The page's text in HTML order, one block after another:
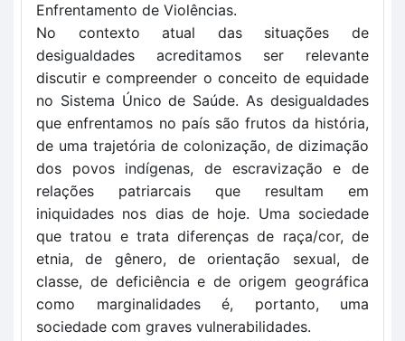
Enfrentamento de Violências.
No contexto atual das situações de
desigualdades acreditamos ser relevante
discutir e compreender o conceito de equidade
no Sistema Único de Saúde. As desigualdades
que enfrentamos no país são frutos da história,
de uma trajetória de colonização, de dizimação
dos povos indígenas, de escravização e de
relações patriarcais que resultam em
iniquidades nos dias de hoje. Uma sociedade
que tratou e trata diferenças de raça/cor, de
etnia, de gênero, de orientação sexual, de
classe, de deficiência e de origem geográfica
como marginalidades é, portanto, uma
sociedade com graves vulnerabilidades.